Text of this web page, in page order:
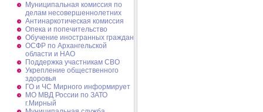
Муниципальная комиссия по
делам несовершеннолетних
Антинаркотическая комиссия
Опека и попечительство
Обучение иностранных граждан
ОСФР по Архангельской
области и НАО
Поддержка участникам СВО
Укрепление общественного
здоровья
ГО и ЧС Мирного информирует
МО МВД России по ЗАТО
г.Мирный